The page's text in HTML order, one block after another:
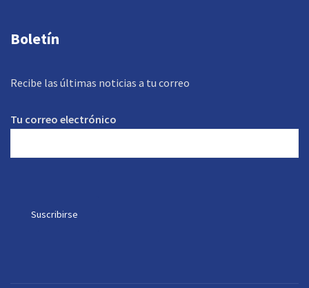
Boletín
Recibe las últimas noticias a tu correo
Tu correo electrónico